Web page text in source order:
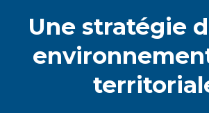
Une stratégie